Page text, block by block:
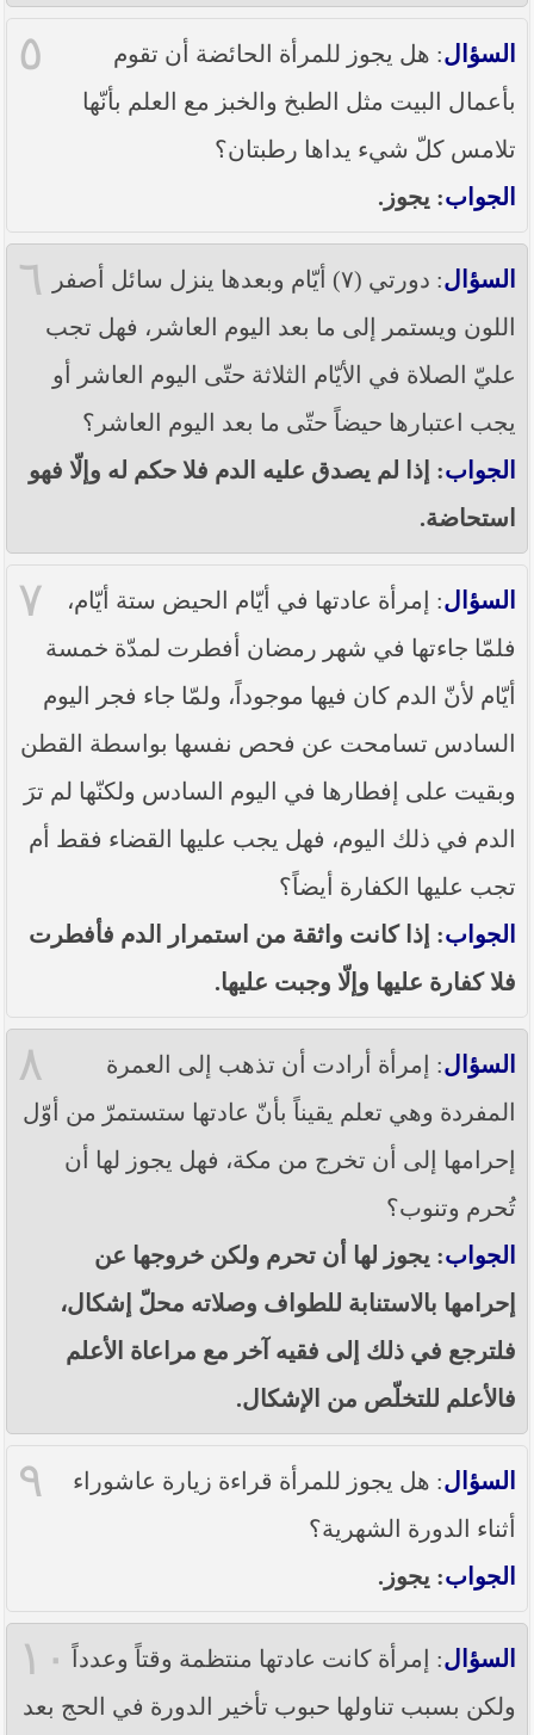
٥ السؤال: هل يجوز للمرأة الحائضة أن تقوم
بأعمال البيت مثل الطبخ والخبز مع العلم بأنّها
تلامس كلّ شيء يداها رطبتان؟
الجواب: يجوز.
٦ السؤال
: دورتي (٧) أيّام وبعدها ينزل سائل أصفر
اللون ويستمر إلى ما بعد اليوم العاشر، فهل تجب
عليّ الصلاة في الأيّام الثلاثة حتّى اليوم العاشر أو
يجب اعتبارها حيضاً حتّى ما بعد اليوم العاشر؟
الجواب: إذا لم يصدق عليه الدم فلا حكم له وإلّا فهو
استحاضة.
٧ السؤال: إمرأة عادتها في أيّام الحيض ستة أيّام،
فلمّا جاءتها في شهر رمضان أفطرت لمدّة خمسة
أيّام لأنّ الدم كان فيها موجوداً، ولمّا جاء فجر اليوم
السادس تسامحت عن فحص نفسها بواسطة القطن
وبقيت على إفطارها في اليوم السادس ولكنّها لم ترَ
الدم في ذلك اليوم، فهل يجب عليها القضاء فقط أم
تجب عليها الكفارة أيضاً؟
الجواب: إذا كانت واثقة من استمرار الدم فأفطرت
فلا كفارة عليها وإلّا وجبت عليها.
٨ السؤال: إمرأة أرادت أن تذهب إلى العمرة
المفردة وهي تعلم يقيناً بأنّ عادتها ستستمرّ من أوّل
إحرامها إلى أن تخرج من مكة، فهل يجوز لها أن
تُحرم وتنوب؟
الجواب: يجوز لها أن تحرم ولكن خروجها عن
إحرامها بالاستنابة للطواف وصلاته محلّ إشكال،
فلترجع في ذلك إلى فقيه آخر مع مراعاة الأعلم
فالأعلم للتخلّص من الإشكال.
٩ السؤال: هل يجوز للمرأة قراءة زيارة عاشوراء
أثناء الدورة الشهرية؟
الجواب: يجوز.
١٠ السؤال: إمرأة كانت عادتها منتظمة وقتاً وعدداً
ولكن بسبب تناولها حبوب تأخير الدورة في الحج بعد